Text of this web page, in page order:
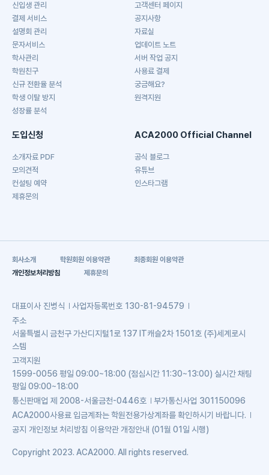
신입생 관리
결제 서비스
설명회 관리
문자서비스
학사관리
학원친구
신규 전환율 분석
학생 이탈 방지
성장률 분석
고객센터 페이지
공지사항
자료실
업데이트 노트
서버 작업 공지
사용료 결제
궁금해요?
원격지원
도입신청
소개자료 PDF
모의견적
컨설팅 예약
제휴문의
ACA2000 Official Channel
공식 블로그
유튜브
인스타그램
회사소개 학원회원 이용약관
최종회원 이용약관
개인정보처리방침
제휴문의
대표이사 진병식 사업자등록번호 130-81-94579
주소
서울특별시 금천구 가산디지털1로 137 IT캐슬2차 1501호 (주)세계로시
스템
고객지원
1599-0056 평일 09:00~18:00 (점심시간 11:30~13:00) 실시간 채팅
평일 09:00~18:00
통신판매업 제 2008-서울금천-0446호 부가통신사업 301150096
ACA2000사용료 입금계좌는 학원전용가상계좌를 확인하시기 바랍니다.
공지 개인정보 처리방침 이용약관 개정안내 (01월 01일 시행)
Copyright 2023. ACA2000. All rights reserved.